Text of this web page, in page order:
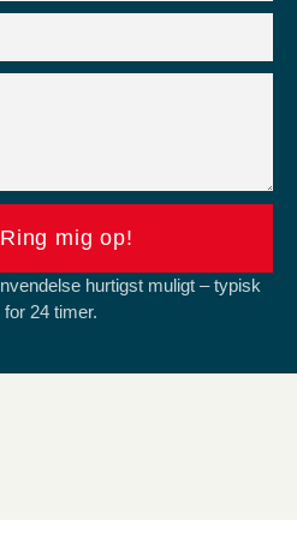
mig op!
hurtigst muligt – typisk
for 24 timer.